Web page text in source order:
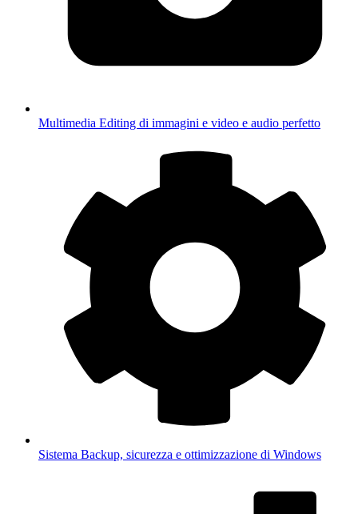
Multimedia Editing di immagini e video e audio perfetto
Sistema Backup, sicurezza e ottimizzazione di Windows